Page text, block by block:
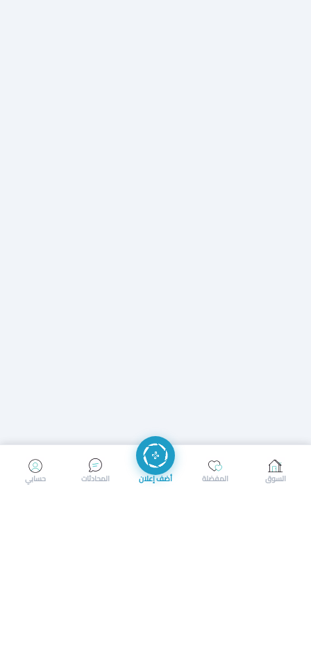
إرسال رسالة إجراء مكالمة
حسابي المحادثات أضف إعلان المفضلة السوق